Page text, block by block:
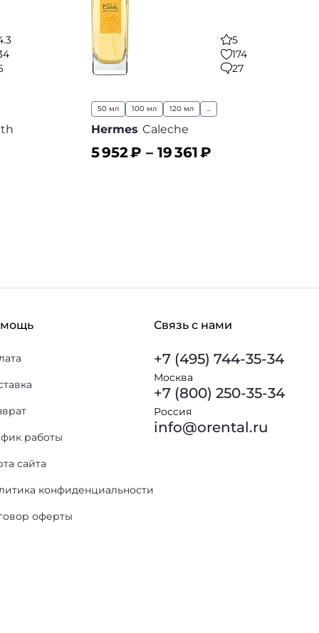
5
174
27
50 мл 100 мл 120 мл ...
Hermes Caleche
5 952₽ – 19 361₽
работы
сайта
конфиденциальности
оферты
Связь с нами
+7 (495) 744-35-34
Москва
+7 (800) 250-35-34
Россия
info@orental.ru